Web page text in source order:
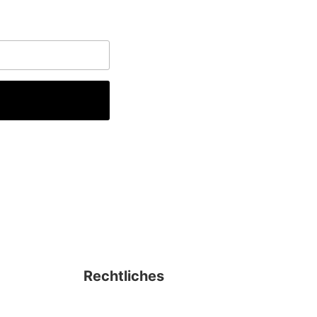
Rechtliches